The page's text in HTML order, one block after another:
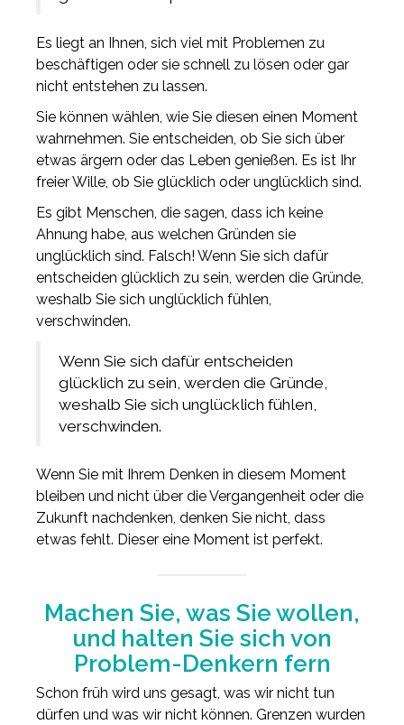
Es liegt an Ihnen, sich viel mit Problemen zu
beschäftigen oder sie schnell zu lösen oder gar
nicht entstehen zu lassen.
Sie können wählen, wie Sie diesen einen Moment
wahrnehmen. Sie entscheiden, ob Sie sich über
etwas ärgern oder das Leben genießen. Es ist Ihr
freier Wille, ob Sie glücklich oder unglücklich sind.
Es gibt Menschen, die sagen, dass ich keine
Ahnung habe, aus welchen Gründen sie
unglücklich sind. Falsch! Wenn Sie sich dafür
entscheiden glücklich zu sein, werden die Gründe,
weshalb Sie sich unglücklich fühlen,
verschwinden.
Wenn Sie sich dafür entscheiden
glücklich zu sein, werden die Gründe,
weshalb Sie sich unglücklich fühlen,
verschwinden.
Wenn Sie mit Ihrem Denken in diesem Moment
bleiben und nicht über die Vergangenheit oder die
Zukunft nachdenken, denken Sie nicht, dass
etwas fehlt. Dieser eine Moment ist perfekt.
Machen Sie, was Sie wollen,
und halten Sie sich von
Problem-Denkern fern
Schon früh wird uns gesagt, was wir nicht tun
dürfen und was wir nicht können. Grenzen wurden